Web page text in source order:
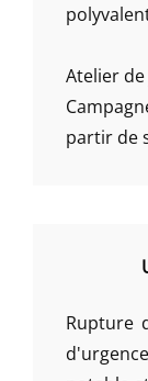
Atelier
partir de
Rupture